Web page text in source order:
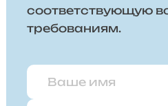
соответствующую
требованиям.